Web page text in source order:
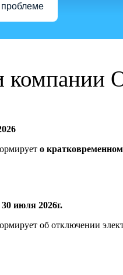
проблеме
о
30 июля 2026г.
об отключении